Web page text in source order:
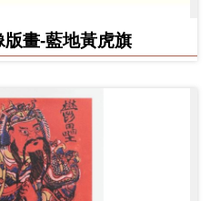
畫-藍地黃虎旗